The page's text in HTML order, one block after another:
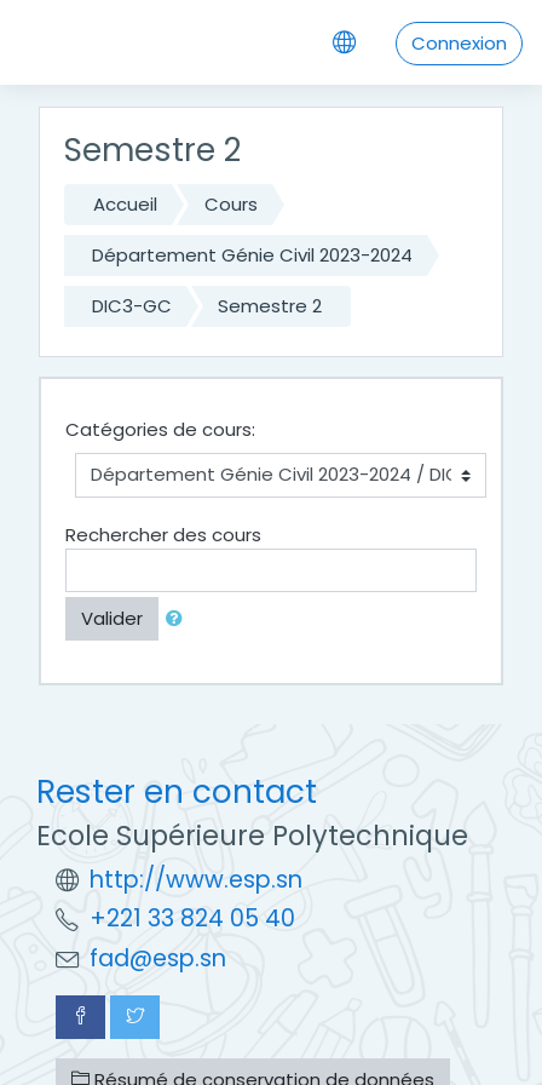
Connexion
Semestre 2
Accueil
Cours
Département Génie Civil 2023-2024
DIC3-GC
Semestre 2
Catégories de cours:
Rechercher des cours
Valider
Rester en contact
Ecole Supérieure Polytechnique
http://www.esp.sn
+221 33 824 05 40
fad@esp.sn
Résumé de conservation de données